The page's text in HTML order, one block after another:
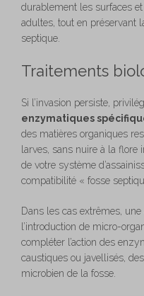
durablement les surfaces
adultes, tout en préservant
septique.
Traitements
Si l’invasion persiste,
enzymatiques
des matières organiques
larves, sans nuire à la
de votre système
compatibilité « fosse
Dans les cas extrêmes, une
l’introduction de micro-
compléter l’action des
caustiques ou javellisés,
microbien de la fosse.